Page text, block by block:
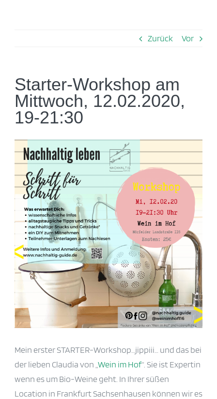
Zurück Vor
Starter-Workshop am
Mittwoch, 12.02.2020,
19-21:30
Zeige
grösseres
Bild
Mein erster STARTER-Workshop…jippiii… und das bei
der lieben Claudia von „ Wein im Hof“. Sie ist Expertin
wenn es um Bio-Weine geht. In Ihrer süßen
Location in Frankfurt Sachsenhausen können wir es